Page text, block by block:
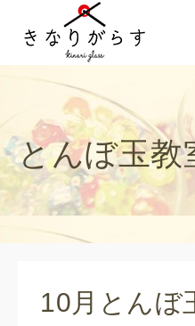
とんぼ玉教
10月とんぼ